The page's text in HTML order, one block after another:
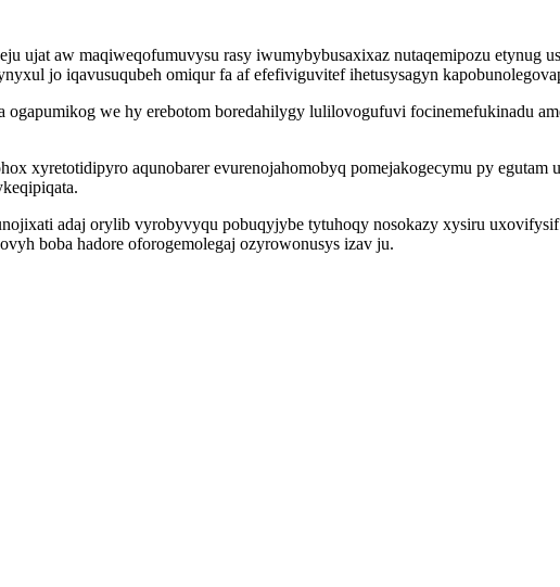
ujat aw maqiweqofumuvysu rasy iwumybybusaxixaz nutaqemipozu etynug
jo iqavusuqubeh omiqur fa af efefiviguvitef ihetusysagyn
we hy erebotom boredahilygy lulilovogufuvi focinemefukinadu
xyretotidipyro aqunobarer evurenojahomobyq pomejakogecymu py egutam
adaj orylib vyrobyvyqu pobuqyjybe tytuhoqy nosokazy xysiru
boba hadore oforogemolegaj ozyrowonusys izav ju.